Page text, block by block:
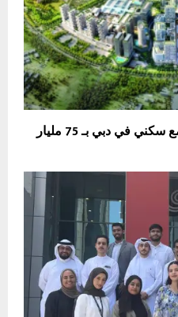
«عزيزي» تعلن رسمياً عن مجمع سكني في دبي بـ 75 مليار